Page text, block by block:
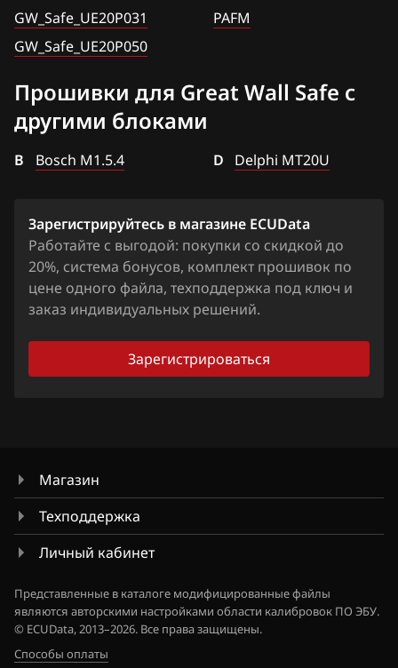
Brilliance
Cadillac
Changan
Chenglong
Chevrolet
Chrysler
Citroen
Dodge
Dongfeng
Exeed
Extreme moto
FAW
Delphi MT20U2
Delphi MT22U
Delphi MT80
GW_Safe_UE20P031
GW_Safe_UE20P050
PAFM
Прошивки для Great Wall Safe с
другими блоками
B Bosch M1.5.4 D Delphi MT20U
Зарегистрируйтесь в магазине ECUData
Работайте с выгодой: покупки со скидкой до
20%, система бонусов, комплект прошивок по
цене одного файла, техподдержка под ключ и
заказ индивидуальных решений.
Зарегистрироваться
Магазин
Техподдержка
Личный кабинет
Представленные в каталоге модифицированные файлы
являются авторскими настройками области калибровок ПО ЭБУ.
© ECUData, 2013–2026. Все права защищены.
Способы оплаты